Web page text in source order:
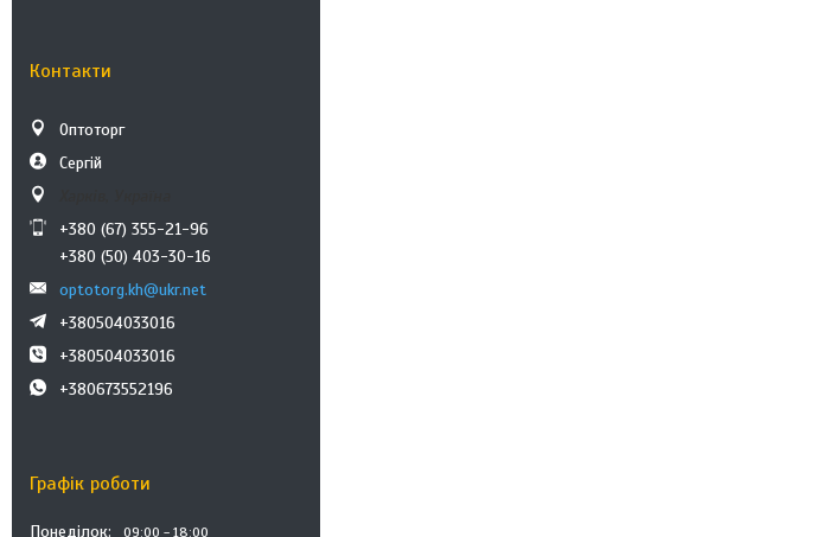
Контакти
Оптоторг
Сергій
+380 (67) 355-21-96
+380 (50) 403-30-16
optotorg.kh@ukr.net
+380504033016
+380504033016
+380673552196
Графік роботи
Понеділок 09:00 18:00